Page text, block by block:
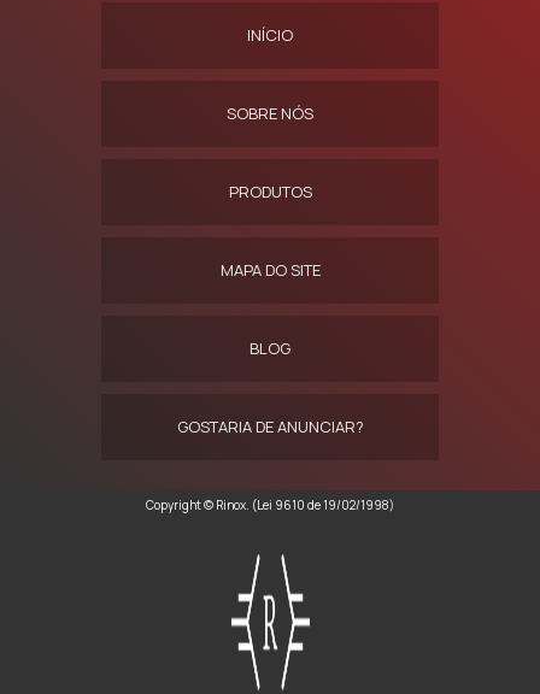
INÍCIO
SOBRE NÓS
PRODUTOS
MAPA DO SITE
BLOG
GOSTARIA DE ANUNCIAR?
Copyright © Rinox. (Lei 9610 de 19/02/1998)